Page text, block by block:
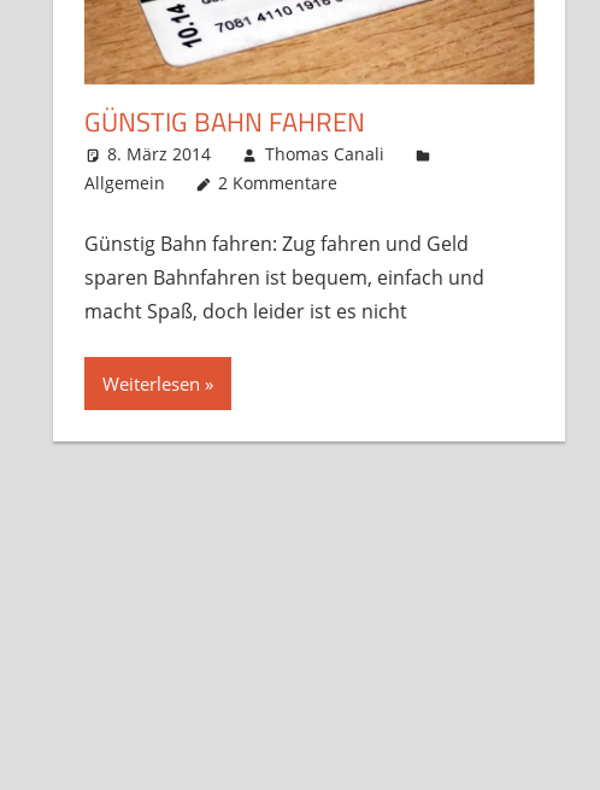
GÜNSTIG BAHN FAHREN
8. März 2014
Thomas Canali
Allgemein
2 Kommentare
Günstig Bahn fahren: Zug fahren und Geld
sparen Bahnfahren ist bequem, einfach und
macht Spaß, doch leider ist es nicht
Weiterlesen